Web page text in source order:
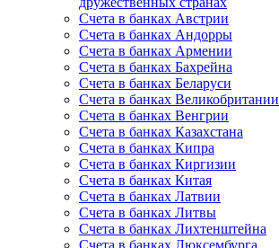
Счета в банках Австрии
Счета в банках Андорры
Счета в банках Армении
Счета в банках Бахрейна
Счета в банках Беларуси
Счета в банках Великобритании
Счета в банках Венгрии
Счета в банках Казахстана
Счета в банках Кипра
Счета в банках Киргизии
Счета в банках Китая
Счета в банках Латвии
Счета в банках Литвы
Счета в банках Лихтенштейна
Счета в банках Люксембурга